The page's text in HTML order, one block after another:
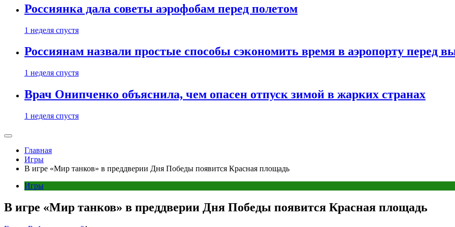
Россиянка дала советы аэрофобам перед полетом
1 неделя спустя
Россиянам назвали простые способы сэкономить время в аэропорту перед
1 неделя спустя
Врач Онипченко объяснила, чем опасен отпуск зимой в жарких странах
1 неделя спустя
Главная
Игры
В игре «Мир танков» в преддверии Дня Победы появится Красная площадь
Игры
В игре «Мир танков» в преддверии Дня Победы появится Красная площадь